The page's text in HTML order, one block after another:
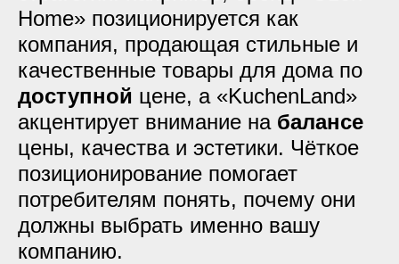
Home» позиционируется как
компания, продающая стильные и
качественные товары для дома по
доступной цене, а «KuchenLand»
акцентирует внимание на балансе
цены, качества и эстетики. Чёткое
позиционирование помогает
потребителям понять, почему они
должны выбрать именно вашу
компанию.